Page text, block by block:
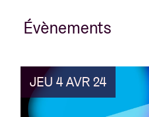
Évènements
JEU 4 AVR 24